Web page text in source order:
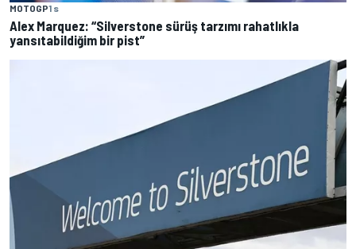
MOTOGP1 s
Alex Marquez: “Silverstone sürüş tarzımı rahatlıkla
yansıtabildiğim bir pist”